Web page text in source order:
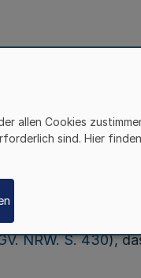
Regionalplans
(südlich L
April 2021 –
NRW. S. 430),
allen Cookies
sind. Hier